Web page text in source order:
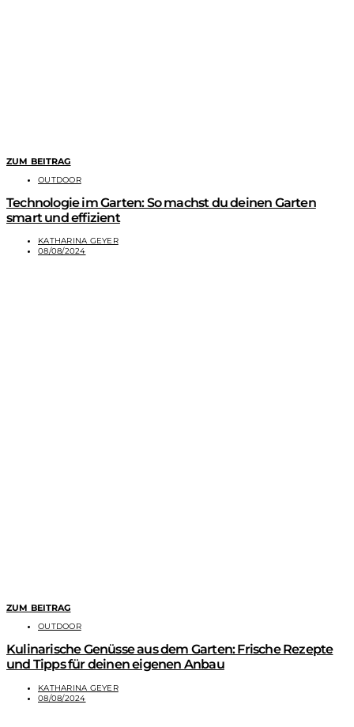
ZUM BEITRAG
OUTDOOR
Technologie im Garten: So machst du deinen Garten
smart und effizient
KATHARINA GEYER
08/08/2024
ZUM BEITRAG
OUTDOOR
Kulinarische Genüsse aus dem Garten: Frische Rezepte
und Tipps für deinen eigenen Anbau
KATHARINA GEYER
08/08/2024